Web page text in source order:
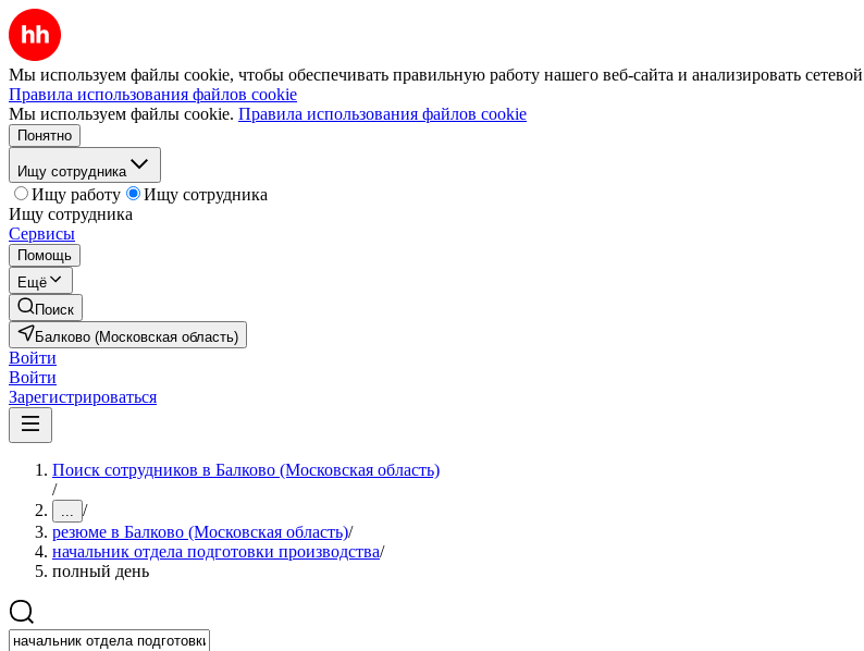
Мы используем файлы cookie, чтобы обеспечивать правильную работу нашего веб-сайта и анализировать
Правила использования файлов cookie
Мы используем файлы cookie. Правила использования файлов cookie
Понятно
Ищу сотрудника
Ищу работу
Ищу сотрудника
Ищу сотрудника
Сервисы
Помощь
Ещё
Поиск
Балково (Московская область)
Войти
Войти
Зарегистрироваться
Поиск сотрудников в Балково (Московская область)
/
... /
резюме в Балково (Московская область)/
начальник отдела подготовки производства/
полный день